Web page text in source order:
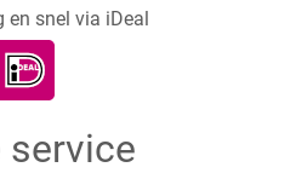
en snel via iDeal
service